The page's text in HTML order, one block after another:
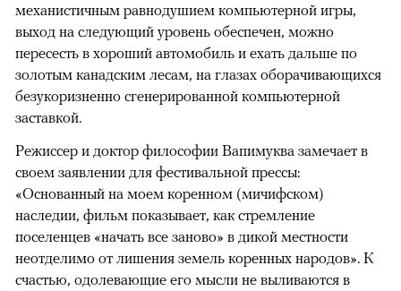
механистичным равнодушием компьютерной игры,
выход на следующий уровень обеспечен, можно
пересесть в хороший автомобиль и ехать дальше по
золотым канадским лесам, на глазах оборачивающихся
безукоризненно сгенерированной компьютерной
заставкой.
Режиссер и доктор философии Вапимуква замечает в
своем заявлении для фестивальной прессы:
«Основанный на моем коренном (мичифском)
наследии, фильм показывает, как стремление
поселенцев «начать все заново» в дикой местности
неотделимо от лишения земель коренных народов». К
счастью, одолевающие его мысли не выливаются в